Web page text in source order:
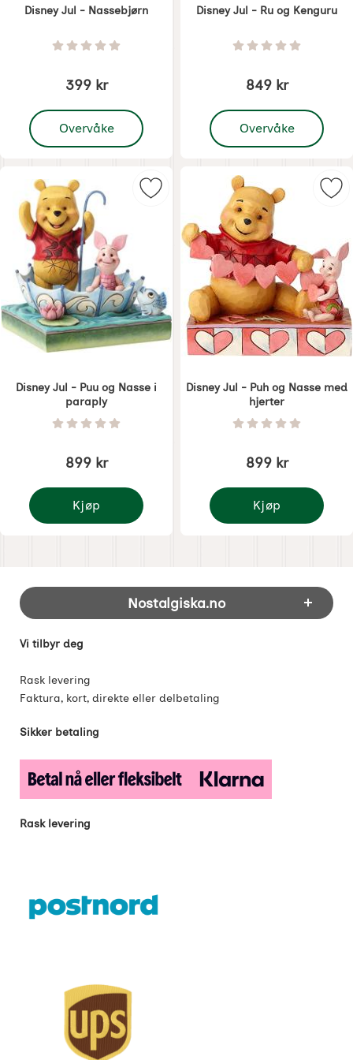
Disney Jul - Nassebjørn
Varenummer 7505Vurdering: 0 Stjerne av 5
399 kr
Overvåke
, Disney Jul - Nassebjørn
Disney Jul - Ru og Kenguru
Varenummer 7506Vurdering: 0
849 kr
Overvåke
, Disney Jul - Ru og
Disney Jul - Puu og Nasse i
paraply
Varenummer 7508Vurdering: 0 Stjerne av 5
899 kr
Kjøp
Disney Jul - Puu og Nasse i paraply
Merk disney Jul - Puu og Nasse i
Disney Jul - Puh og Nasse med
hjerter
Varenummer 7509Vurdering: 0
899 kr
Kjøp
Disney Jul - Puh og
Footer-innhold Blandet informasjon og
Nostalgiska.no
Vi tilbyr deg
Rask levering
Faktura, kort, direkte eller delbetaling
Sikker betaling
Rask levering